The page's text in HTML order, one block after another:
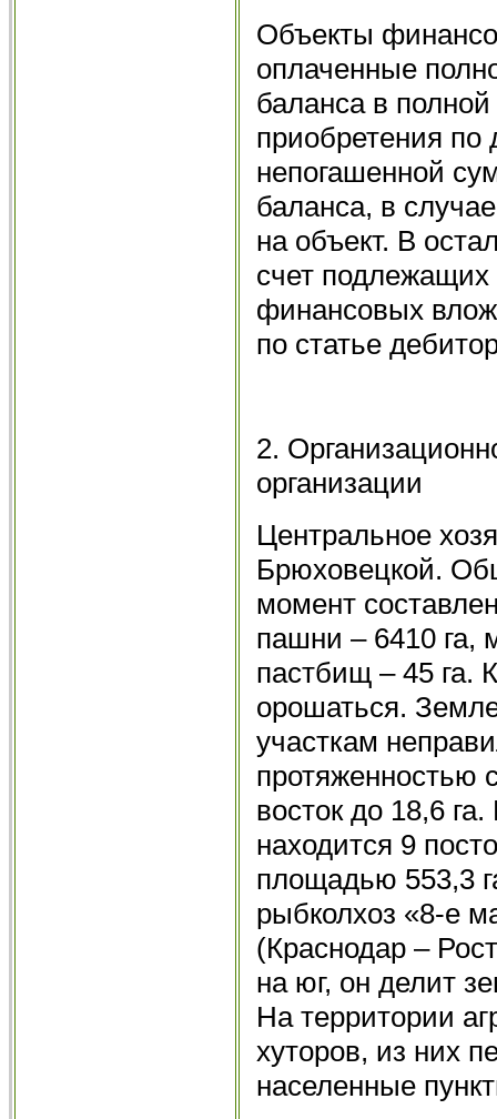
Объекты
оплаченные
баланса в
приобретения по
непогашенной
баланса, в
на объект. В
счет
финансовых
по статье
2.
организации
Центральное
Брюховецкой.
момент
пашни – 6410 га,
пастбищ – 45 га.
орошаться.
участкам
протяженностью
восток до 18,6
находится 9
площадью 553,3
рыбколхоз «8-е
(Краснодар –
на юг, он делит
На территории
хуторов, из них
населенные